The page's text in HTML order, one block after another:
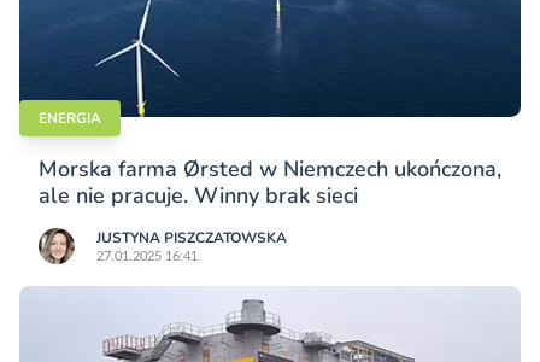
ENERGIA
Morska farma Ørsted w Niemczech ukończona,
ale nie pracuje. Winny brak sieci
JUSTYNA PISZCZATOWSKA
27.01.2025 16:41